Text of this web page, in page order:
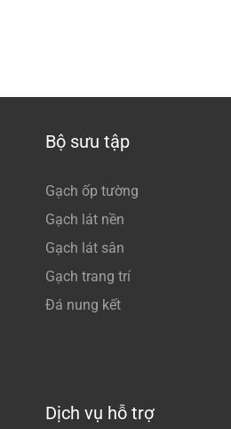
Bộ sưu tập
Gạch ốp tường
Gạch lát nền
Gạch lát sân
Gạch trang trí
Đá nung kết
Dịch vụ hỗ trợ